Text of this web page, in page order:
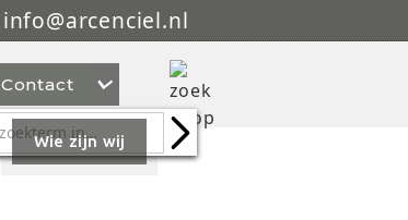
info@arcenciel.nl
Contact 
Wie zijn wij